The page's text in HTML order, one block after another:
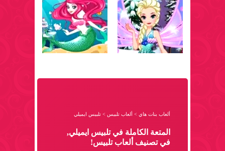
ألعاب بنات هاي > ألعاب تلبيس > تلبيس ايميلي
المتعة الكاملة في تلبيس ايميلي,
في تصنيف ألعاب تلبيس!